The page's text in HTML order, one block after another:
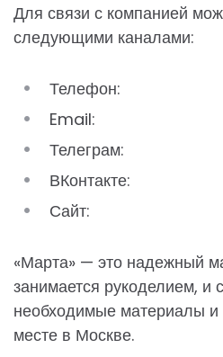
Для связи с компанией
следующими каналами:
Телефон:
Email:
Телеграм:
ВКонтакте:
Сайт:
«Марта» — это надежный
занимается рукоделием, и
необходимые материалы
месте в Москве.